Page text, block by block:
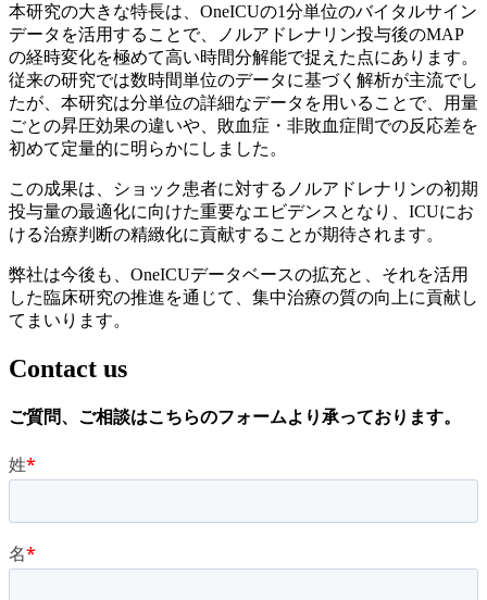
本研究の大きな特長は、OneICUの1分単位のバイタルサイン
データを活用することで、ノルアドレナリン投与後のMAP
の経時変化を極めて高い時間分解能で捉えた点にあります。
従来の研究では数時間単位のデータに基づく解析が主流でし
たが、本研究は分単位の詳細なデータを用いることで、用量
ごとの昇圧効果の違いや、敗血症・非敗血症間での反応差を
初めて定量的に明らかにしました。
この成果は、ショック患者に対するノルアドレナリンの初期
投与量の最適化に向けた重要なエビデンスとなり、ICUにお
ける治療判断の精緻化に貢献することが期待されます。
弊社は今後も、OneICUデータベースの拡充と、それを活用
した臨床研究の推進を通じて、集中治療の質の向上に貢献し
てまいります。
Contact us
ご質問、 ご相談はこちらのフォームより承っております。